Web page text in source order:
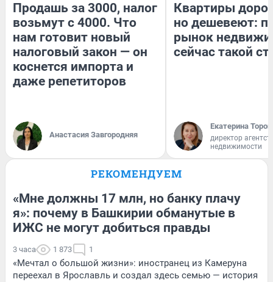
Продашь за 3000, налог
возьмут с 4000. Что
нам готовит новый
налоговый закон — он
коснется импорта и
даже репетиторов
Анастасия Завгородняя
Квартиры
но дешевеют:
рынок
сейчас такой
Екатерина
директор
недвижимости
РЕКОМЕНДУЕМ
«Мне должны 17 млн, но банку плачу
я»: почему в Башкирии обманутые в
ИЖС не могут добиться правды
3 часа 1 873 1
«Мечтал о большой жизни»: иностранец из Камеруна
переехал в Ярославль и создал здесь семью — история